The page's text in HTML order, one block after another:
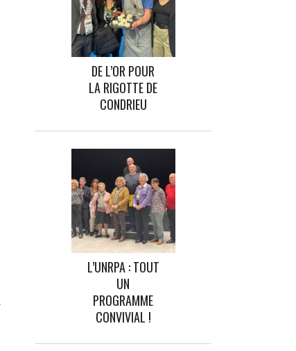
DE L’OR POUR
LA RIGOTTE DE
CONDRIEU
L’UNRPA : TOUT
UN
PROGRAMME
CONVIVIAL !